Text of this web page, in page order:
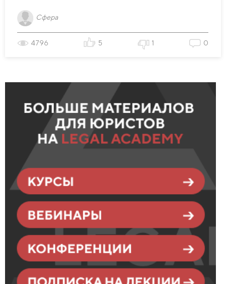
Сфера
4796 5 1 0